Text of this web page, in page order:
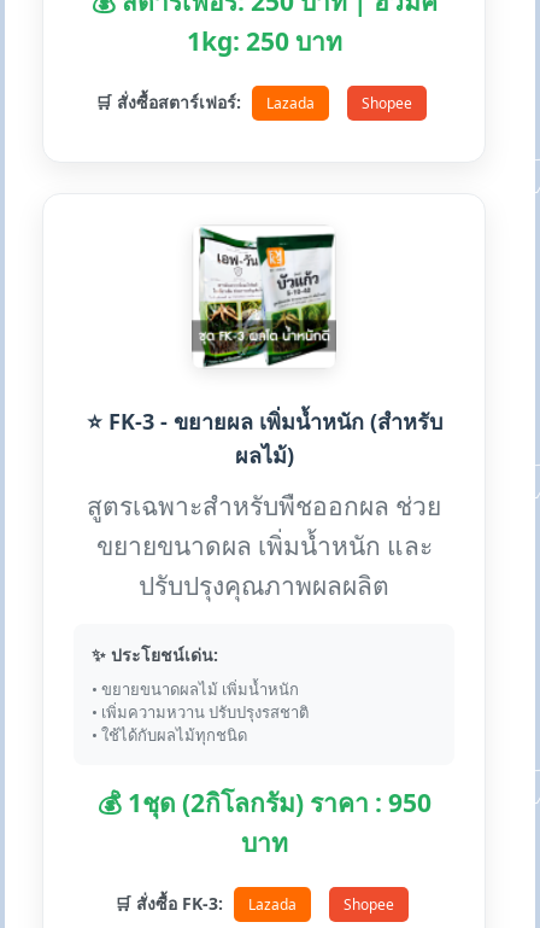
1kg: 250 บาท
🛒 สั่งซื้อสตาร์เฟอร์: Lazada Shopee
⭐ FK-3 - ขยายผล เพิ่มน้ำหนัก (สำหรับ
ผลไม้)
สูตรเฉพาะสำหรับพืชออกผล ช่วย
ขยายขนาดผล เพิ่มน้ำหนัก และ
ปรับปรุงคุณภาพผลผลิต
✨ ประโยชน์เด่น:
• ขยายขนาดผลไม้ เพิ่มน้ำหนัก
• เพิ่มความหวาน ปรับปรุงรสชาติ
• ใช้ได้กับผลไม้ทุกชนิด
💰 1ชุด (2กิโลกรัม) ราคา : 950
บาท
🛒 สั่งซื้อ FK-3: Lazada Shopee